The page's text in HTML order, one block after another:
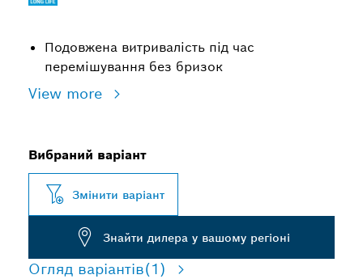
Подовжена витривалість під час
перемішування без бризок
View more
Вибраний варіант
Змінити варіант
Знайти дилера у вашому регіоні
Огляд варіантів(1)